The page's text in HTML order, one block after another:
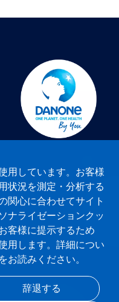
事項DANONE.COM
用しています。お客様
状況を測定・分析する
関心に合わせてサイト
ナライゼーションクッ
客様に提示するため
用します。詳細につい
読みください。
辞退する